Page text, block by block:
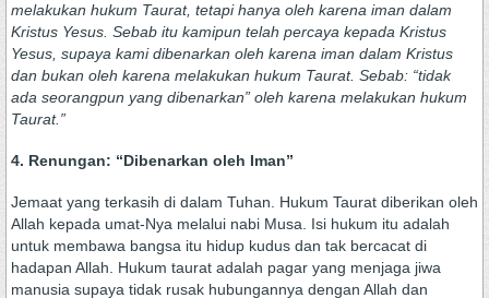
melakukan hukum Taurat, tetapi hanya oleh karena iman dalam
Kristus Yesus. Sebab itu kamipun telah percaya kepada Kristus
Yesus, supaya kami dibenarkan oleh karena iman dalam Kristus
dan bukan oleh karena melakukan hukum Taurat. Sebab: “tidak
ada seorangpun yang dibenarkan” oleh karena melakukan hukum
Taurat.”
4. Renungan: “Dibenarkan oleh Iman”
Jemaat yang terkasih di dalam Tuhan. Hukum Taurat diberikan oleh
Allah kepada umat-Nya melalui nabi Musa. Isi hukum itu adalah
untuk membawa bangsa itu hidup kudus dan tak bercacat di
hadapan Allah. Hukum taurat adalah pagar yang menjaga jiwa
manusia supaya tidak rusak hubungannya dengan Allah dan